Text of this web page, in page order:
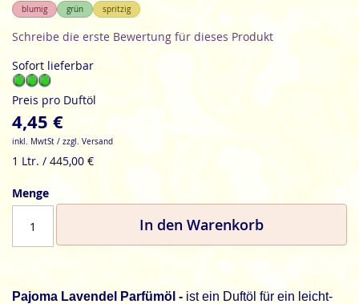
blumig grün spritzig
Schreibe die erste Bewertung für dieses Produkt
Sofort lieferbar
Preis pro Duftöl
4,45 €
inkl. MwtSt / zzgl. Versand
1 Ltr. / 445,00 €
Menge
In den Warenkorb
Pajoma Lavendel Parfümöl - ist ein Duftöl für ein leicht-